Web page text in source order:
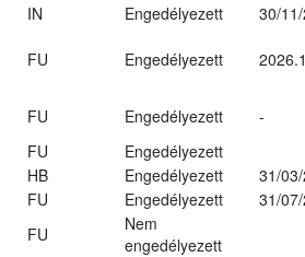
IN Engedélyezett
30/
FU Engedélyezett
FU Engedélyezett
-
FU
Engedélyezett
HB Engedélyezett
31/
FU Engedélyezett
31/
FU
Nem
engedélyezett